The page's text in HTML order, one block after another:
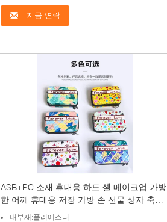
지금 연락
ASB+PC 소재 휴대용 하드 셸 메이크업 가방
한 어깨 휴대용 저장 가방 손 선물 상자 축제
연회
내부재:폴리에스터